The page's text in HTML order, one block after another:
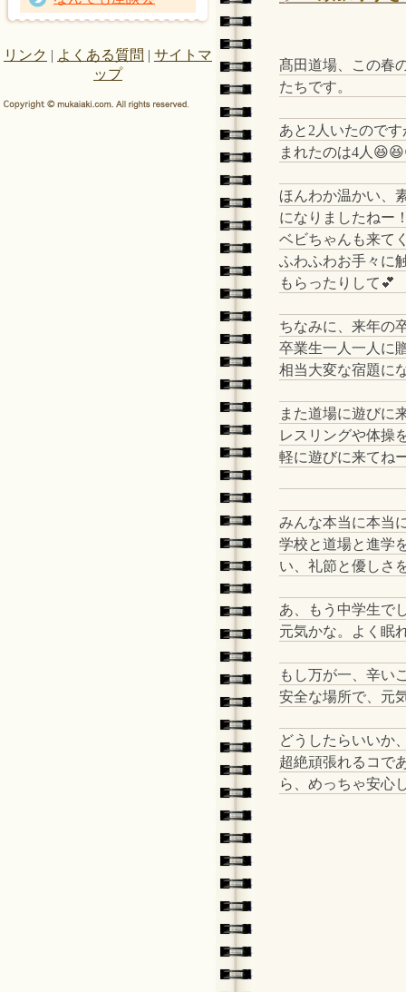
リンク | よくある質問 | サイトマ
ップ
髙田道場、この春
たちです。
あと2人いたので
まれたのは4人
ほんわか温かい、
になりましたねー
ベビちゃんも来て
ふわふわお手々に
もらったりして💕
ちなみに、来年の
卒業生一人一人に
相当大変な宿題に
また道場に遊びに
レスリングや体操
軽に遊びに来てね
みんな本当に本当
学校と道場と進学
い、礼節と優しさ
あ、もう中学生で
元気かな。よく眠
もし万が一、辛い
安全な場所で、元
どうしたらいいか
超絶頑張れるコで
ら、めっちゃ安心